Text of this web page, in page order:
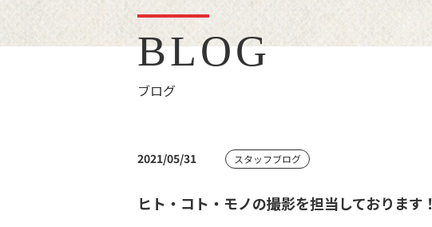
BLOG
ブログ
2021/05/31 スタッフブログ
ヒト・コト・モノの撮影を担当しております！